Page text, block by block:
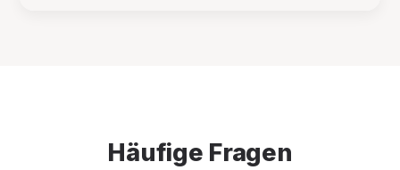
Häufige Fragen